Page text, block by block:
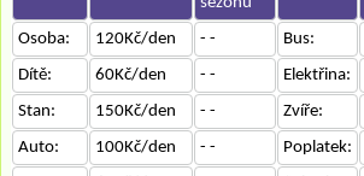
Osoba:
120Kč/den - - Bus:
Dítě:
60Kč/den - - Elektřina:
Stan:
150Kč/den - - Zvíře:
Auto:
100Kč/den - - Poplatek: